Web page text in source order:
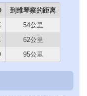
到维琴察的距离
54公里
62公里
95公里